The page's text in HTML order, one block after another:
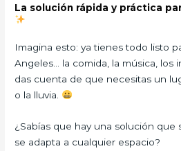
La solución rápida y práctica
Imagina esto: ya tienes todo listo
Angeles… la comida, la música, los
das cuenta de que necesitas un
o la lluvia.
¿Sabías que hay una solución que
se adapta a cualquier espacio?